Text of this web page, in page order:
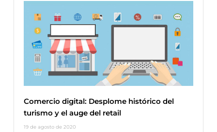
Comercio digital: Desplome histórico del
turismo y el auge del retail
19 de agosto de 2020